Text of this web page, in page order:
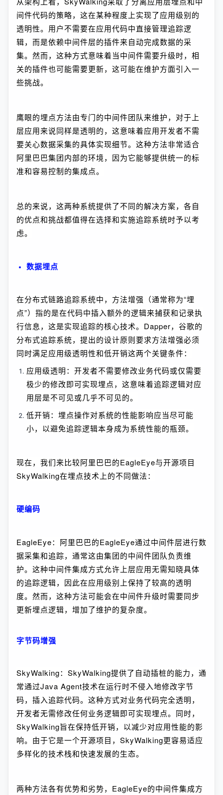
间件代码的策略，这在某种程度上实现了应用级别的
透明性。用户不需要在应用代码中直接管理追踪逻
辑，而是依赖中间件层的插件来自动完成数据的采
集。然而，这种方式意味着当中间件需要升级时，相
关的插件也可能需要更新，这可能在维护方面引入一
些挑战。
鹰眼的埋点方法由专门的中间件团队来维护，对于上
层应用来说同样是透明的，这意味着应用开发者不需
要关心数据采集的具体实现细节。这种方法非常适合
阿里巴巴集团内部的环境，因为它能够提供统一的标
准和容易控制的集成点。
总的来说，这两种系统提供了不同的解决方案，各自
的优点和挑战都值得在选择和实施追踪系统时予以考
虑。
数据埋点
在分布式链路追踪系统中，方法增强（通常称为“埋
点”）指的是在代码中插入额外的逻辑来捕获和记录执
行信息，这是实现追踪的核心技术。Dapper，谷歌的
分布式追踪系统，提出的设计原则要求方法增强必须
同时满足应用级透明性和低开销这两个关键条件：
应用级透明：开发者不需要修改业务代码或仅需要
极少的修改即可实现埋点，这意味着追踪逻辑对应
用层是不可见或几乎不可见的。
低开销：埋点操作对系统的性能影响应当尽可能
小，以避免追踪逻辑本身成为系统性能的瓶颈。
现在，我们来比较阿里巴巴的EagleEye与开源项目
SkyWalking在埋点技术上的不同做法：
硬编码
EagleEye：阿里巴巴的EagleEye通过中间件层进行数
据采集和追踪，通常这由集团的中间件团队负责维
护。这种中间件集成方式允许上层应用无需知晓具体
的追踪逻辑，因此在应用级别上保持了较高的透明
度。然而，这种方法可能会在中间件升级时需要同步
更新埋点逻辑，增加了维护的复杂度。
字节码增强
SkyWalking：SkyWalking提供了自动插桩的能力，通
常通过Java Agent技术在运行时不侵入地修改字节
码，插入追踪代码。这种方式对业务代码完全透明，
开发者无需修改任何业务逻辑即可实现埋点。同时，
SkyWalking旨在保持低开销，以减少对应用性能的影
响。由于它是一个开源项目，SkyWalking更容易适应
多样化的技术栈和快速发展的生态。
两种方法各有优势和劣势，EagleEye的中间件集成方